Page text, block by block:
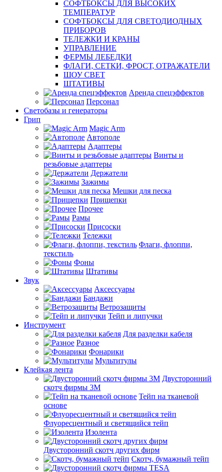
СОФТБОКСЫ ДЛЯ ВЫСОКИХ
ТЕМПЕРАТУР
СОФТБОКСЫ ДЛЯ СВЕТОДИОДНЫХ
ПРИБОРОВ
ТЕЛЕЖКИ И КРАНЫ
УПРАВЛЕНИЕ
ФЕРМЫ ЛЕБЕДКИ
ФЛАГИ, СЕТКИ, ФРОСТ, ОТРАЖАТЕЛИ
ШОУ СВЕТ
ШТАТИВЫ
Аренда спецэффектов
Персонал
Светобазы и генераторы
Грип
Magic Arm
Автополе
Адаптеры
Винты и
резьбовые адаптеры
Держатели
Зажимы
Мешки для песка
Прищепки
Прочее
Рамы
Присоски
Тележки
Флаги, флоппи,
текстиль
Фоны
Штативы
Звук
Аксессуары
Бандажи
Ветрозащиты
Тейп и липучки
Инструмент
Для разделки кабеля
Разное
Фонарики
Мультитулы
Клейкая лента
Двусторонний
скотч фирмы 3M
Тейп на тканевой
основе
Флуоресцентный и светящийся тейп
Изолента
Двусторонний скотч других фирм
Скотч, бумажный тейп